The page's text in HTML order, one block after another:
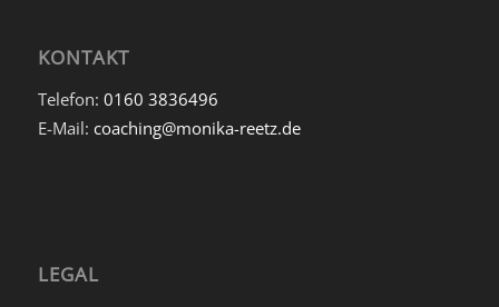
KONTAKT
Telefon: 0160 3836496
E-Mail: coaching@monika-reetz.de
LEGAL